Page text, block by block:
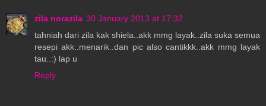
zila norazila 30 January 2013 at 17:32
tahniah dari zila kak shiela..akk mmg layak..zila suka semua
resepi akk..menarik..dan pic also cantikkk..akk mmg layak
tau..:) lap u
Reply